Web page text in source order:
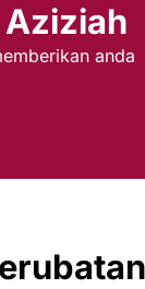
Aziziah
anda